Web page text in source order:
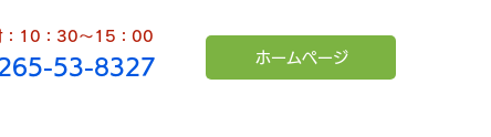
：10：30～15：00
53-8327 ホームページ